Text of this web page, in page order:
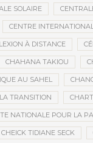
SOLAIRE
CENTRE
À DISTANCE
CHAHANA TAKIOU
AU SAHEL
TRANSITION
NATIONALE POUR LA
CHEICK TIDIANE SECK